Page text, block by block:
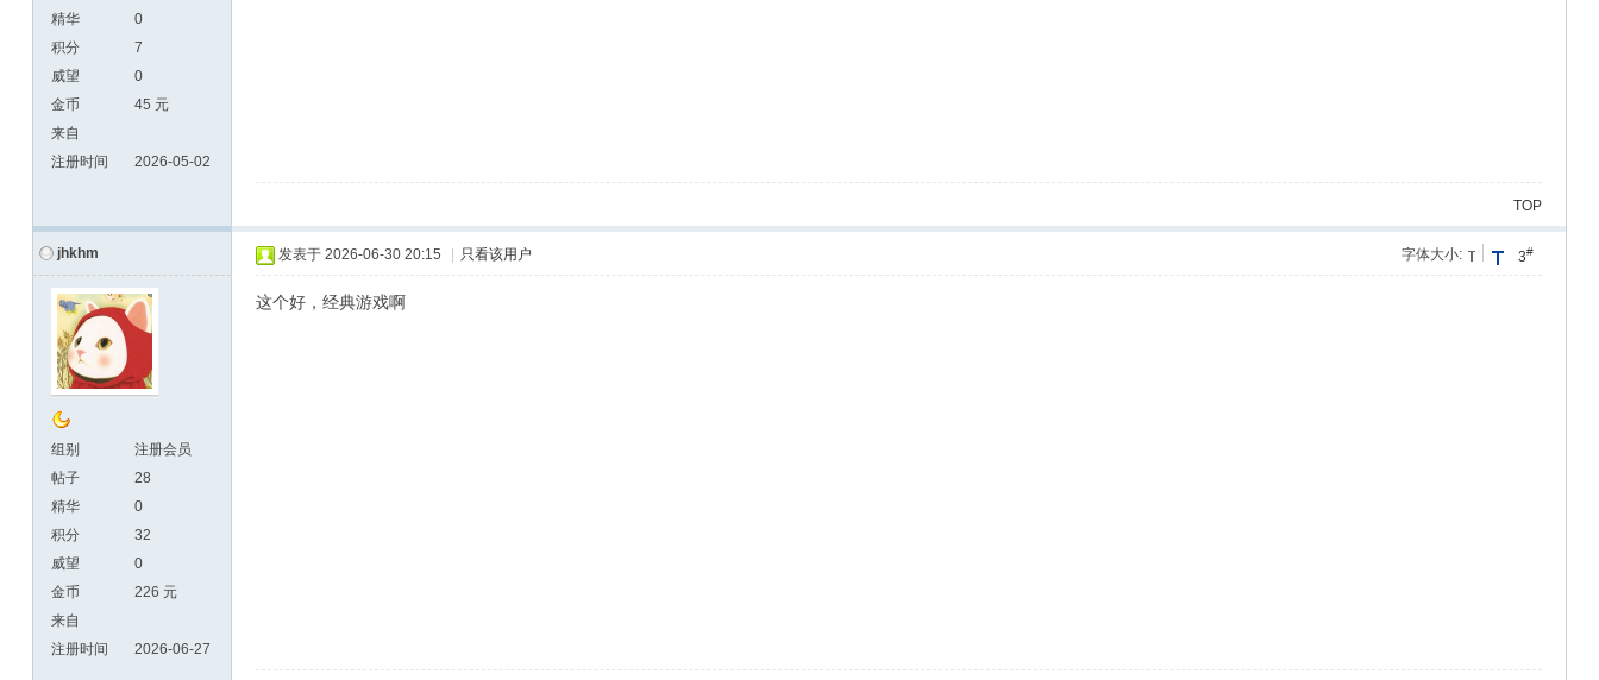
精华
0
积分
7
威望
0
金币
45 元
来自
注册时间
2026-05-02
TOP
jhkhm
组别
注册会员
帖子
28
精华
0
积分
32
威望
0
金币
226 元
来自
注册时间
2026-06-27
3#
字体大小:
发表于 2026-06-30 20:15 只看该用户
这个好，经典游戏啊